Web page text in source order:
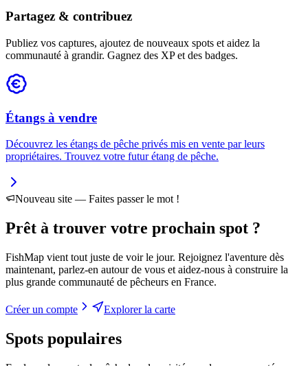
Partagez & contribuez
Publiez vos captures, ajoutez de nouveaux spots et aidez la
communauté à grandir. Gagnez des XP et des badges.
Étangs à vendre
Découvrez les étangs de pêche privés mis en vente par leurs
propriétaires. Trouvez votre futur étang de pêche.
Nouveau site — Faites passer le mot !
Prêt à trouver votre prochain spot ?
FishMap vient tout juste de voir le jour. Rejoignez l'aventure dès
maintenant, parlez-en autour de vous et aidez-nous à construire la
plus grande communauté de pêcheurs en France.
Créer un compte Explorer la carte
Spots populaires